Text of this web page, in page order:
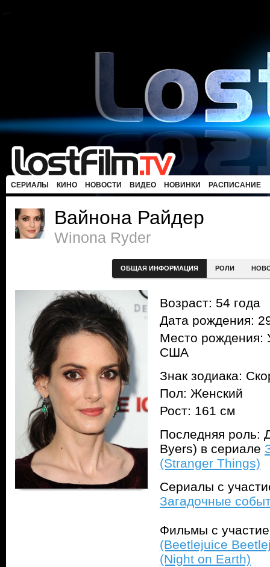
СЕРИАЛЫ КИНО НОВОСТИ ВИДЕО НОВИНКИ РАСПИСАНИЕ
Вайнона Райдер
Winona Ryder
ОБЩАЯ ИНФОРМАЦИЯ РОЛИ
Возраст: 54 года
Дата рождения:
Место рождения:
США
Знак зодиака:
Пол: Женский
Рост: 161 см
Последняя роль:
Byers) в сериале
(Stranger Things)
Сериалы с
Загадочные
Фильмы с
(Beetlejuice
(Night on Earth)